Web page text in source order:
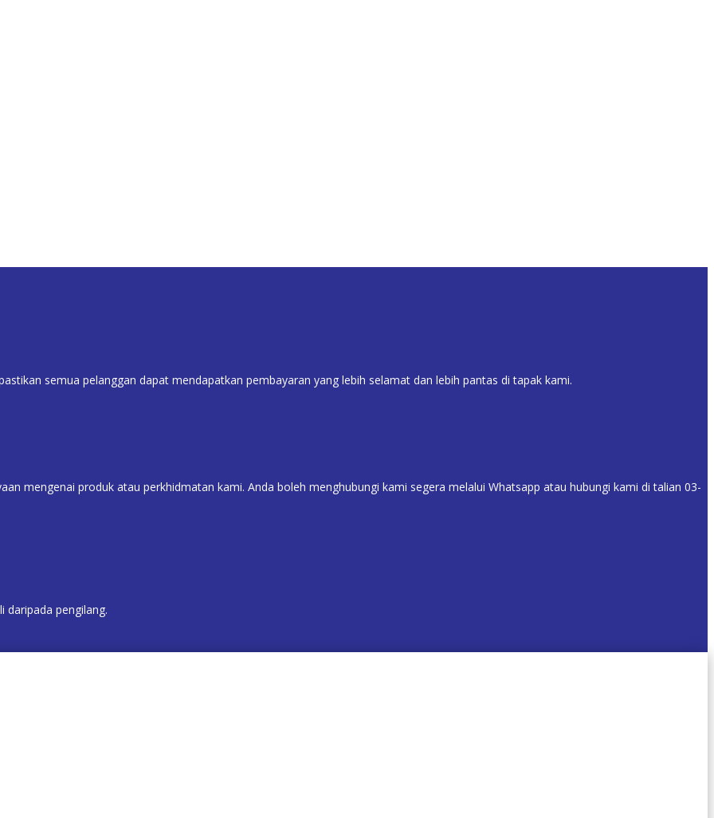
semua pelanggan dapat mendapatkan pembayaran yang lebih selamat dan lebih pantas di tapak kami.
mengenai produk atau perkhidmatan kami. Anda boleh menghubungi kami segera melalui Whatsapp atau hubungi kami di talian 03-
daripada pengilang.